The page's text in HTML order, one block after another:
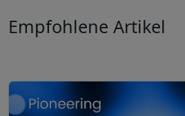
Empfohlene Artikel